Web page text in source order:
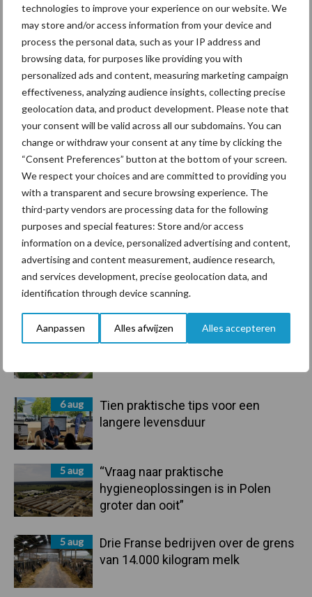
technologies to improve your experience on our website. We
may store and/or access information from your device and
process the personal data, such as your IP address and
browsing data, for purposes like providing you with
personalized ads and content, measuring marketing campaign
effectiveness, analyzing audience insights, collecting precise
geolocation data, and product development. Please note that
your consent will be valid across all our subdomains. You can
change or withdraw your consent at any time by clicking the
“Consent Preferences” button at the bottom of your screen.
We respect your choices and are committed to providing you
with a transparent and secure browsing experience. The
third-party vendors are processing data for the following
purposes and special features: Store and/or access
information on a device, personalized advertising and content,
advertising and content measurement, audience research,
and services development, precise geolocation data, and
identification through device scanning.
Aanpassen Alles afwijzen Alles accepteren
Primaire
Sidebar
Recent nieuws Partner nieuws
7 aug
De speenhuid: een vaak
onderschatte risicofactor voor
mastitis
6 aug
ForFarmers ziet volume en
6 aug
Tien praktische tips voor een
langere levensduur
5 aug
“Vraag naar praktische
hygieneoplossingen is in Polen
groter dan ooit”
5 aug
Drie Franse bedrijven over de grens
van 14.000 kilogram melk
Belgisch witblauw Droogstand
Toon meer